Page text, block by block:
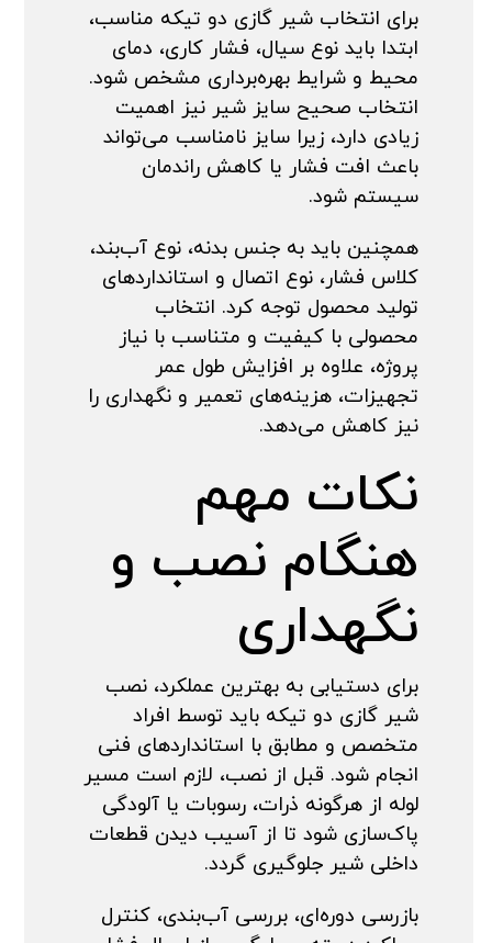
برای انتخاب شیر گازی دو تیکه مناسب،
ابتدا باید نوع سیال، فشار کاری، دمای
محیط و شرایط بهره‌برداری مشخص شود.
انتخاب صحیح سایز شیر نیز اهمیت
زیادی دارد، زیرا سایز نامناسب می‌تواند
باعث افت فشار یا کاهش راندمان
سیستم شود.
همچنین باید به جنس بدنه، نوع آب‌بند،
کلاس فشار، نوع اتصال و استانداردهای
تولید محصول توجه کرد. انتخاب
محصولی با کیفیت و متناسب با نیاز
پروژه، علاوه بر افزایش طول عمر
تجهیزات، هزینه‌های تعمیر و نگهداری را
نیز کاهش می‌دهد.
نکات مهم
هنگام نصب و
نگهداری
برای دستیابی به بهترین عملکرد، نصب
شیر گازی دو تیکه باید توسط افراد
متخصص و مطابق با استانداردهای فنی
انجام شود. قبل از نصب، لازم است مسیر
لوله از هرگونه ذرات، رسوبات یا آلودگی
پاک‌سازی شود تا از آسیب دیدن قطعات
داخلی شیر جلوگیری گردد.
بازرسی دوره‌ای، بررسی آب‌بندی، کنترل